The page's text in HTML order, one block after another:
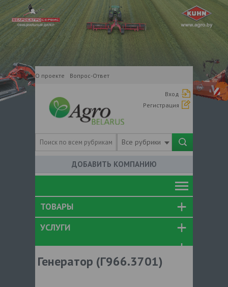
О проекте Вопрос-Ответ
Вход
Регистрация
Все рубрики
ДОБАВИТЬ КОМПАНИЮ
ТОВАРЫ
УСЛУГИ
Генератор (Г966.3701)